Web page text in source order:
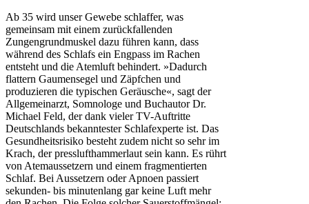
Ab 35 wird unser Gewebe schlaffer, was
gemeinsam mit einem zurückfallenden
Zungengrundmuskel dazu führen kann, dass
während des Schlafs ein Engpass im Rachen
entsteht und die Atemluft behindert. »Dadurch
flattern Gaumensegel und Zäpfchen und
produzieren die typischen Geräusche«, sagt der
Allgemeinarzt, Somnologe und Buchautor Dr.
Michael Feld, der dank vieler TV-Auftritte
Deutschlands bekanntester Schlafexperte ist. Das
Gesundheitsrisiko besteht zudem nicht so sehr im
Krach, der presslufthammerlaut sein kann. Es rührt
von Atemaussetzern und einem fragmentierten
Schlaf. Bei Aussetzern oder Apnoen passiert
sekunden- bis minutenlang gar keine Luft mehr